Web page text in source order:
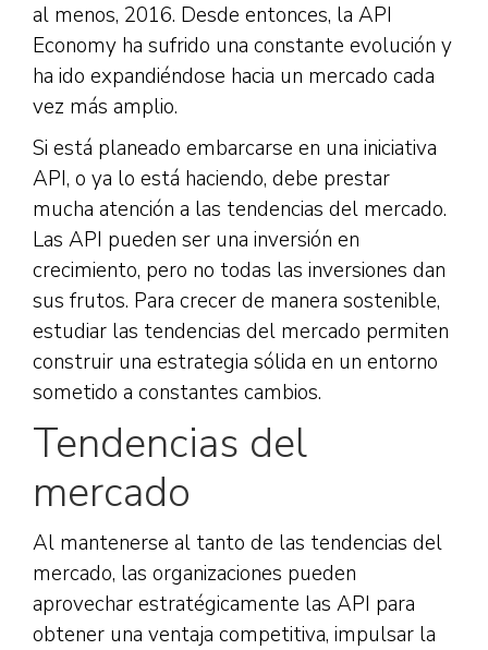
al menos, 2016. Desde entonces, la API
Economy ha sufrido una constante evolución y
ha ido expandiéndose hacia un mercado cada
vez más amplio.
Si está planeado embarcarse en una iniciativa
API, o ya lo está haciendo, debe prestar
mucha atención a las tendencias del mercado.
Las API pueden ser una inversión en
crecimiento, pero no todas las inversiones dan
sus frutos. Para crecer de manera sostenible,
estudiar las tendencias del mercado permiten
construir una estrategia sólida en un entorno
sometido a constantes cambios.
Tendencias del
mercado
Al mantenerse al tanto de las tendencias del
mercado, las organizaciones pueden
aprovechar estratégicamente las API para
obtener una ventaja competitiva, impulsar la